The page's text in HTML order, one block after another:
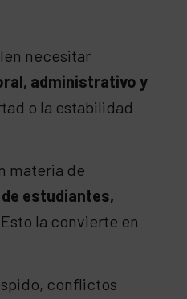
necesitar
administrativo y
o la estabilidad
materia de
estudiantes,
la convierte en
conflictos